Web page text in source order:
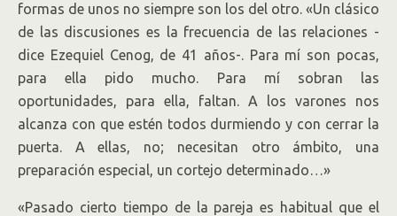
formas de unos no siempre son los del otro. «Un clásico
de las discusiones es la frecuencia de las relaciones -
dice Ezequiel Cenog, de 41 años-. Para mí son pocas,
para ella pido mucho. Para mí sobran las
oportunidades, para ella, faltan. A los varones nos
alcanza con que estén todos durmiendo y con cerrar la
puerta. A ellas, no; necesitan otro ámbito, una
preparación especial, un cortejo determinado…»
«Pasado cierto tiempo de la pareja es habitual que el